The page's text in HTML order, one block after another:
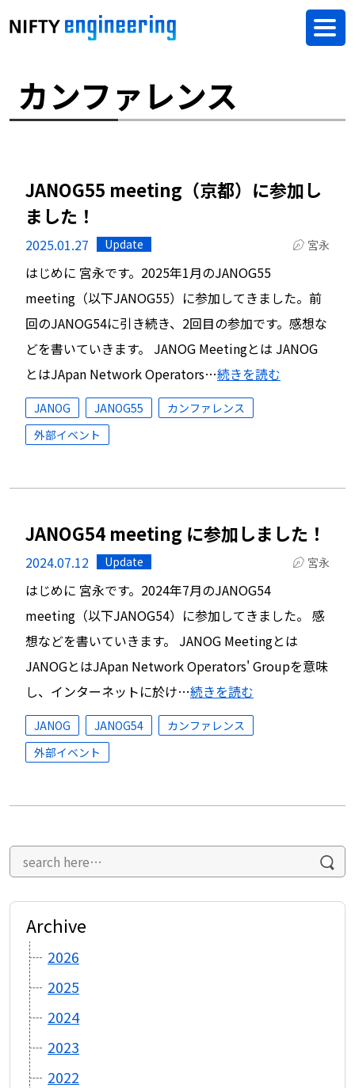
カンファレンス
JANOG55 meeting（京都）に参加し
ました！
2025.01.27 Update 宮永
はじめに 宮永です。2025年1月のJANOG55
meeting（以下JANOG55）に参加してきました。前
回のJANOG54に引き続き、2回目の参加です。感想な
どを書いていきます。 JANOG Meetingとは JANOG
とはJApan Network Operators…続きを読む
JANOG JANOG55
カンファレンス
外部イベント
JANOG54 meeting に参加しました！
2024.07.12 Update 宮永
はじめに 宮永です。2024年7月のJANOG54
meeting（以下JANOG54）に参加してきました。 感
想などを書いていきます。 JANOG Meetingとは
JANOGとはJApan Network Operators' Groupを意味
し、インターネットに於け…続きを読む
JANOG JANOG54
カンファレンス
外部イベント
Archive
2026
2025
2024
2023
2022